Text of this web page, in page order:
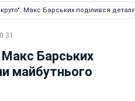
Макс Барських поділився
Барських
майбутнього